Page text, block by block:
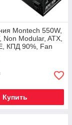
Montech 550W,
Non Modular, ATX,
КПД 90%, Fan
Купить